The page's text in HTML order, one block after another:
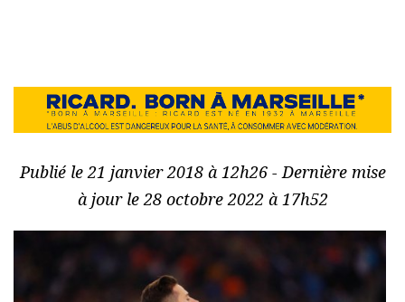
Publié le 21 janvier 2018 à 12h26 - Dernière mise
à jour le 28 octobre 2022 à 17h52